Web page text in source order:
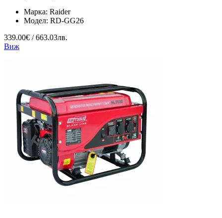
Марка: Raider
Модел: RD-GG26
339.00€ / 663.03лв.
Виж